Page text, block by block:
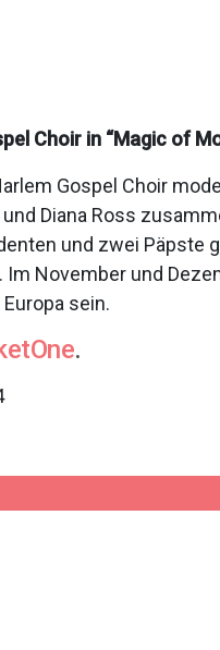
Choir in “Magic of
Gospel Choir
Diana Ross
und zwei
November und
sein.
.